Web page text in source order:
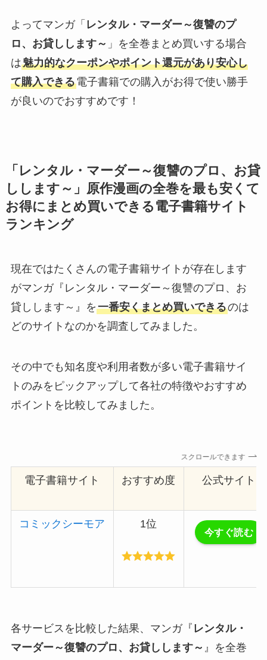
よってマンガ「 レンタル・マーダー～復讐のプ
ロ、お貸しします～ 」を全巻まとめ買いする場合
は魅力的なクーポンやポイント還元があり安心し
て購入できる電子書籍での購入がお得で使い勝手
が良いのでおすすめです！
「レンタル・マーダー～復讐のプロ、お貸
しします～」原作漫画の全巻を最も安くて
お得にまとめ買いできる電子書籍サイト
ランキング
現在ではたくさんの電子書籍サイトが存在します
がマンガ『レンタル・マーダー～復讐のプロ、お
貸しします～』を一番安くまとめ買いできるのは
どのサイトなのかを調査してみました。
その中でも知名度や利用者数が多い電子書籍サイ
トのみをピックアップして各社の特徴やおすすめ
ポイントを比較してみました。
スクロールできます
電子書籍サイト おすすめ度 公式サイト
コミックシーモア 1位
今すぐ読む
各サービスを比較した結果、マンガ『 レンタル・
マーダー～復讐のプロ、お貸しします～ 』を全巻